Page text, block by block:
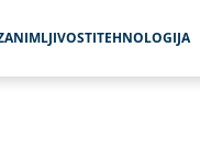
TEHNOLOGIJA